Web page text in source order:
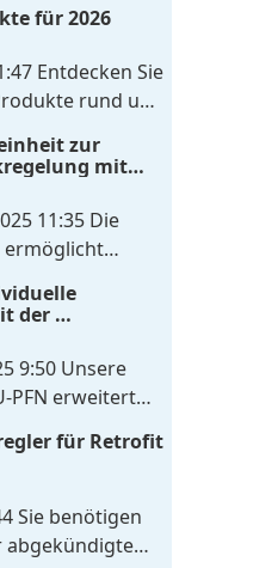
oder 4…
der digitale
direkt mit
vereint
an die
. . .
für 2026
Entdecken Sie
rund um
Ihre
324-U-PFN
und
zur
zur
mit
11:35 Die
ermöglicht
Die bewährte
FlexiMod
zur genauen
ablösender
der
9:50 Unsere
PFN erweitert
und
für Retrofit
Sie benötigen
abgekündigte